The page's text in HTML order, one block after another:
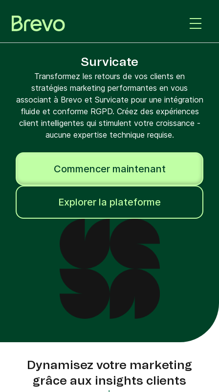
Survicate
Transformez les retours de vos clients en
stratégies marketing performantes en vous
associant à Brevo et Survicate pour une intégration
fluide et conforme RGPD. Créez des expériences
client intelligentes qui stimulent votre croissance -
aucune expertise technique requise.
Commencer maintenant
Explorer la plateforme
Dynamisez votre marketing
grâce aux insights clients